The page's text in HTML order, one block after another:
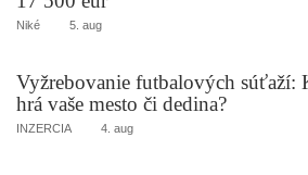
Niké 5. aug
Vyžrebovanie futbalových súťaží:
hrá vaše mesto či dedina?
INZERCIA 4. aug